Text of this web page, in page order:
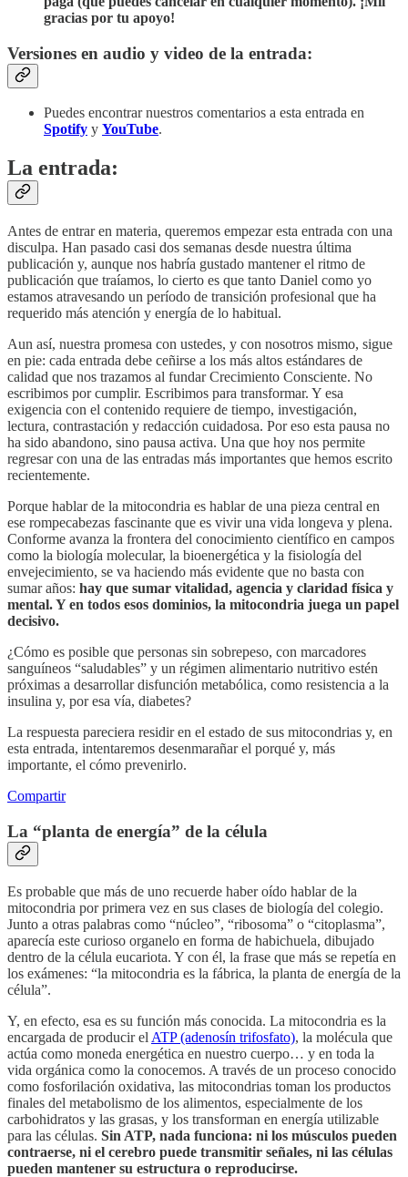
gracias por tu apoyo!
Versiones en audio y video de la entrada:
Puedes encontrar nuestros comentarios a esta entrada en
Spotify y YouTube.
La entrada:
Antes de entrar en materia, queremos empezar esta entrada con una
disculpa. Han pasado casi dos semanas desde nuestra última
publicación y, aunque nos habría gustado mantener el ritmo de
publicación que traíamos, lo cierto es que tanto Daniel como yo
estamos atravesando un período de transición profesional que ha
requerido más atención y energía de lo habitual.
Aun así, nuestra promesa con ustedes, y con nosotros mismo, sigue
en pie: cada entrada debe ceñirse a los más altos estándares de
calidad que nos trazamos al fundar Crecimiento Consciente. No
escribimos por cumplir. Escribimos para transformar. Y esa
exigencia con el contenido requiere de tiempo, investigación,
lectura, contrastación y redacción cuidadosa. Por eso esta pausa no
ha sido abandono, sino pausa activa. Una que hoy nos permite
regresar con una de las entradas más importantes que hemos escrito
recientemente.
Porque hablar de la mitocondria es hablar de una pieza central en
ese rompecabezas fascinante que es vivir una vida longeva y plena.
Conforme avanza la frontera del conocimiento científico en campos
como la biología molecular, la bioenergética y la fisiología del
envejecimiento, se va haciendo más evidente que no basta con
sumar años: hay que sumar vitalidad, agencia y claridad física y
mental. Y en todos esos dominios, la mitocondria juega un papel
decisivo.
¿Cómo es posible que personas sin sobrepeso, con marcadores
sanguíneos “saludables” y un régimen alimentario nutritivo estén
próximas a desarrollar disfunción metabólica, como resistencia a la
insulina y, por esa vía, diabetes?
La respuesta pareciera residir en el estado de sus mitocondrias y, en
esta entrada, intentaremos desenmarañar el porqué y, más
importante, el cómo prevenirlo.
Compartir
La “planta de energía” de la célula
Es probable que más de uno recuerde haber oído hablar de la
mitocondria por primera vez en sus clases de biología del colegio.
Junto a otras palabras como “núcleo”, “ribosoma” o “citoplasma”,
aparecía este curioso organelo en forma de habichuela, dibujado
dentro de la célula eucariota. Y con él, la frase que más se repetía en
los exámenes: “la mitocondria es la fábrica, la planta de energía de la
célula”.
Y, en efecto, esa es su función más conocida. La mitocondria es la
encargada de producir el ATP (adenosín trifosfato), la molécula que
actúa como moneda energética en nuestro cuerpo… y en toda la
vida orgánica como la conocemos. A través de un proceso conocido
como fosforilación oxidativa, las mitocondrias toman los productos
finales del metabolismo de los alimentos, especialmente de los
carbohidratos y las grasas, y los transforman en energía utilizable
para las células. Sin ATP, nada funciona: ni los músculos pueden
contraerse, ni el cerebro puede transmitir señales, ni las células
pueden mantener su estructura o reproducirse.